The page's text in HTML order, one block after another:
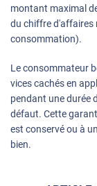
montant maximal
du chiffre d'affaires
consommation).
Le consommateur
vices cachés en
pendant une durée
défaut. Cette
est conservé ou à
bien.